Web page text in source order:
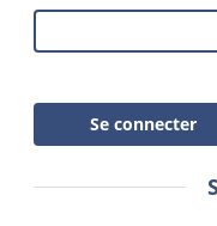
Se connecter